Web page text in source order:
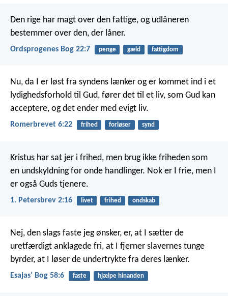
Den rige har magt over den fattige, og udlåneren
bestemmer over den, der låner.
Ordsprogenes Bog 22:7 penge gæld fattigdom
Nu, da I er løst fra syndens lænker og er kommet ind i et
lydighedsforhold til Gud, fører det til et liv, som Gud kan
acceptere, og det ender med evigt liv.
Romerbrevet 6:22 frihed forløser synd
Kristus har sat jer i frihed, men brug ikke friheden som
en undskyldning for onde handlinger. Nok er I frie, men I
er også Guds tjenere.
1. Petersbrev 2:16 livet frihed ondskab
Nej, den slags faste jeg ønsker, er, at I sætter de
uretfærdigt anklagede fri, at I fjerner slavernes tunge
byrder, at I løser de undertrykte fra deres lænker.
Esajasʼ Bog 58:6 faste hjælpe hinanden